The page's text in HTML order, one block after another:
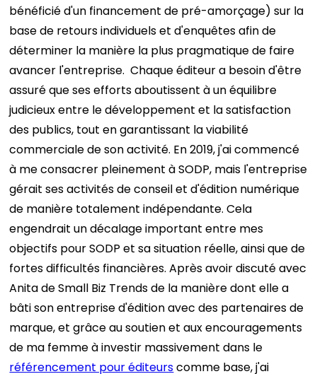
bénéficié d'un financement de pré-amorçage) sur la
base de retours individuels et d'enquêtes afin de
déterminer la manière la plus pragmatique de faire
avancer l'entreprise. Chaque éditeur a besoin d'être
assuré que ses efforts aboutissent à un équilibre
judicieux entre le développement et la satisfaction
des publics, tout en garantissant la viabilité
commerciale de son activité. En 2019, j'ai commencé
à me consacrer pleinement à SODP, mais l'entreprise
gérait ses activités de conseil et d'édition numérique
de manière totalement indépendante. Cela
engendrait un décalage important entre mes
objectifs pour SODP et sa situation réelle, ainsi que de
fortes difficultés financières. Après avoir discuté avec
Anita de Small Biz Trends de la manière dont elle a
bâti son entreprise d'édition avec des partenaires de
marque, et grâce au soutien et aux encouragements
de ma femme à investir massivement dans le
référencement pour éditeurscomme base, j'ai